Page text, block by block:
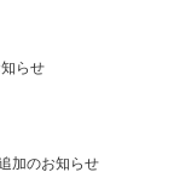
らせ
加のお知らせ